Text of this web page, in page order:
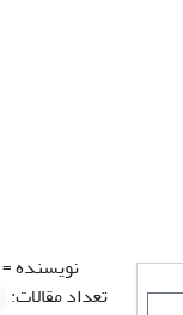
نویسنده =
تعداد مقالات: